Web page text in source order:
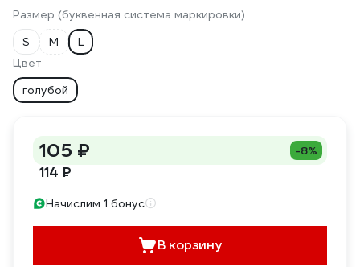
Размер (буквенная система маркировки)
S
M
L
Цвет
голубой
105 ₽ -8%
114 ₽
Начислим 1 бонус
В корзину